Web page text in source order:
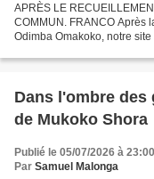
APRÈS LE
COMMUN. FRANCO Après
Odimba Omakoko, notre
publications....
Dans l'ombre
de Mukoko Shora
Publié le 05/07/2026 à 23:00
Par Samuel Malonga